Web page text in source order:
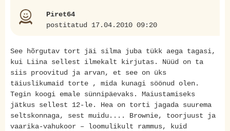
Piret64
postitatud 17.04.2010 09:20
See hõrgutav tort jäi silma juba tükk aega tagasi,
kui Liina sellest ilmekalt kirjutas. Nüüd on ta
siis proovitud ja arvan, et see on üks
täiuslikumaid torte , mida kunagi söönud olen.
Tegin koogi emale sünnipäevaks. Maiustamiseks
jätkus sellest 12-le. Hea on torti jagada suurema
seltskonnaga, sest muidu.... Brownie, toorjuust ja
vaarika-vahukoor – loomulikult rammus, kuid